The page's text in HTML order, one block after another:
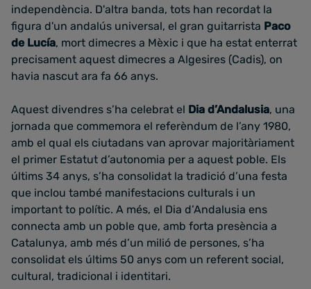
independència. D'altra banda, tots han recordat la
figura d'un andalús universal, el gran guitarrista Paco
de Lucía, mort dimecres a Mèxic i que ha estat enterrat
precisament aquest dimecres a Algesires (Cadis), on
havia nascut ara fa 66 anys.
Aquest divendres s’ha celebrat el Dia d’Andalusia, una
jornada que commemora el referèndum de l’any 1980,
amb el qual els ciutadans van aprovar majoritàriament
el primer Estatut d’autonomia per a aquest poble. Els
últims 34 anys, s’ha consolidat la tradició d’una festa
que inclou també manifestacions culturals i un
important to polític. A més, el Dia d’Andalusia ens
connecta amb un poble que, amb forta presència a
Catalunya, amb més d’un milió de persones, s’ha
consolidat els últims 50 anys com un referent social,
cultural, tradicional i identitari.